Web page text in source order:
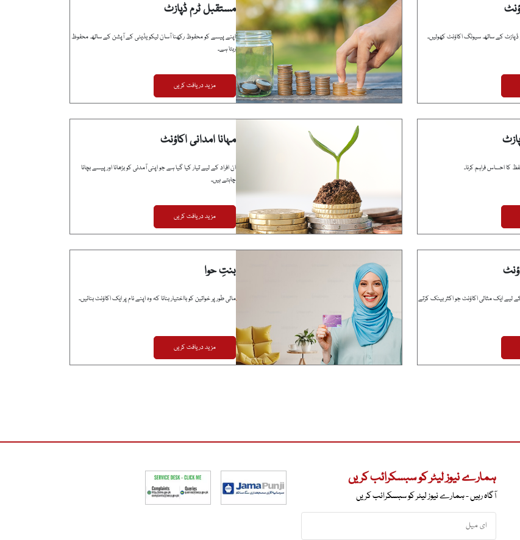
مستقبل ٹرم ڈپازٹ
اپنے پیسے کو محفوظ رکھنا آسان لیکویڈیٹی کے آپشن کے ساتھ محفوظ
رہتا ہے۔
مزید دریافت کریں
کا احساس فراہم کرنا۔
مہانا امدانی اکاؤنٹ
ان افراد کے لیے تیار کیا گیا ہے جو اپنی آمدنی کو بڑھانا اور پیسے بچانا
چاہتے ہیں۔
مزید دریافت کریں
کے لیے ایک مثالی اکاؤنٹ جو اکثر بینک کرتے
بنتِ حوا
مالی طور پر خواتین کو بااختیار بنانا کہ وہ اپنے نام پر ایک اکاؤنٹ بنائیں۔
مزید دریافت کریں
ہمارے نیوز لیٹر کو سبسکرائب کریں
آگاہ رہیں - ہمارے نیوز لیٹر کو سبسکرائب کریں